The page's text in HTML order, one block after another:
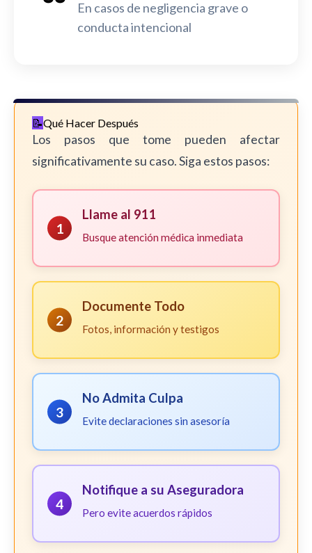
En casos de negligencia grave o
conducta intencional
Qué Hacer Después
Los pasos que tome pueden afectar
significativamente su caso. Siga estos pasos:
1
Llame al 911
Busque atención médica inmediata
2
Documente Todo
Fotos, información y testigos
3
No Admita Culpa
Evite declaraciones sin asesoría
4
Notifique a su Aseguradora
Pero evite acuerdos rápidos